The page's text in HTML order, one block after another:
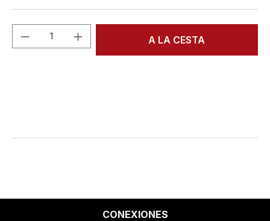
Cantidad del producto: introduce la
A LA CESTA
CONEXIONES